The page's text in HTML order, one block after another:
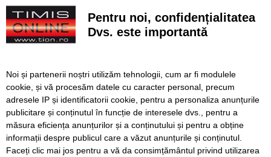
la final
Cu un ghiozdan donat, puteți ajuta un copil să înceapă
anul școlar cu tot ce are nevoie. Campania revine la
Avansează șantierul Pasajului Slavici–Polonă. Lațcău: „La
sfârșitul anului viitor vom circula pe podurile noi”
VIDEO. Din toamnă, încă 324 de locuri de cazare pentru
studenții UVT. Două cămine noi sunt aproape gata
Pentru noi, confidențialitatea
Dvs. este importantă
Noi și partenerii noștri utilizăm tehnologii, cum ar fi modulele
cookie, și vă procesăm datele cu caracter personal, precum
adresele IP și identificatorii cookie, pentru a personaliza anunțurile
publicitare și conținutul în funcție de interesele dvs., pentru a
măsura eficiența anunțurilor și a conținutului și pentru a obține
informații despre publicul care a văzut anunțurile și conținutul.
Faceți clic mai jos pentru a vă da consimțământul privind utilizarea